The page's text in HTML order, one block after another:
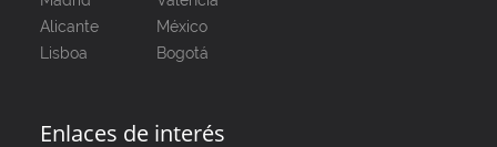
Alicante
México
Lisboa
Bogotá
Enlaces de interés